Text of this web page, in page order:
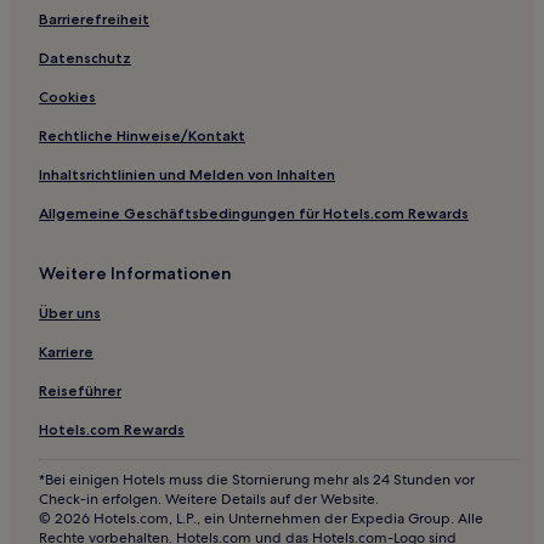
Zante
Hotels nahe Straßenbahnhaltestelle Viale Bligny
Hotels mit Küchenzeile in Lombardei
Hotels mit Wellnessbereich in Lombardei
Golf in Lombardei
Luxus in Lombardei
Haustierfreundliche in Lombardei
Hotels mit Parkplatz in Lombardei
Hotels mit inbegriffenem Frühstück in Lombardei
Hotels mit Pool in Lombardei
Barrierefreiheit
Datenschutz
Cookies
Rechtliche Hinweise/Kontakt
Inhaltsrichtlinien und Melden von Inhalten
Allgemeine Geschäftsbedingungen für Hotels.com Rewards
Weitere Informationen
Über uns
Karriere
Reiseführer
Hotels.com Rewards
*Bei einigen Hotels muss die Stornierung mehr als 24 Stunden vor
Check-in erfolgen. Weitere Details auf der Website.
© 2026 Hotels.com, L.P., ein Unternehmen der Expedia Group. Alle
Rechte vorbehalten. Hotels.com und das Hotels.com-Logo sind